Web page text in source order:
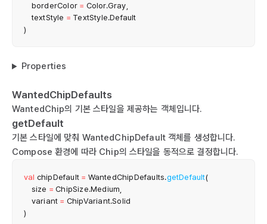
    borderColor
= Color.Gray
    textStyle
= TextStyle.
)
Properties
WantedChipDefaults
WantedChip의 기본 스타일을 제공하는 객체입니다.
getDefault
기본 스타일에 맞춰 WantedChipDefault 객체를 생성합니다.
Compose 환경에 따라 Chip의 스타일을 동적으로 결정합니다.
val chipDefault = WantedChipDefaults.getDefault(
    size
= ChipSize.Medium
    variant
= ChipVariant.
)